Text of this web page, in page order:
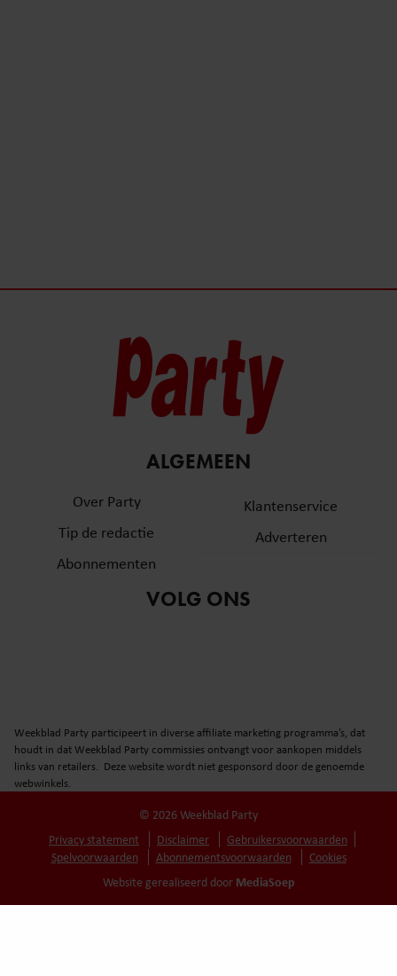
ALGEMEEN
Over Party
Tip de redactie
Abonnementen
Klantenservice
Adverteren
VOLG ONS
Weekblad Party participeert in diverse affiliate marketing programma’s, dat
houdt in dat Weekblad Party commissies ontvangt voor aankopen middels
links van retailers. Deze website wordt niet gesponsord door de genoemde
webwinkels.
© 2026 Weekblad Party
Privacy statement
Disclaimer
Gebruikersvoorwaarden
Spelvoorwaarden
Abonnementsvoorwaarden
Cookies
Website gerealiseerd door MediaSoep